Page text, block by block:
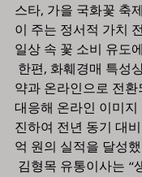
스타, 가을 국화꽃 축
이 주는 정서적 가치
일상 속 꽃 소비 유도
약과 온라인으로 전
대응해 온라인 이미
진하여 전년 동기 대
억 원의 실적을 달성